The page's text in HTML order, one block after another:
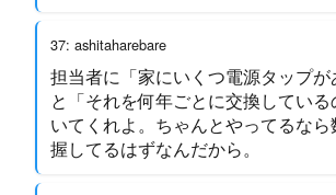
37: ashitaharebare
担当者に「家にいくつ電源タップが
と「それを何年ごとに交換してい
いてくれよ。ちゃんとやってるな
握してるはずなんだから。